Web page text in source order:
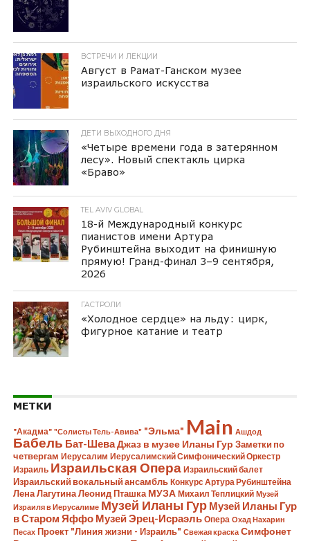
ВСТРЕЧИ И ЛЕКЦИИ
Август в Рамат-Ганском музее
израильского искусства
ДЕТИ ВЫХОДНОГО ДНЯ
«Четыре времени года в затерянном
лесу». Новый спектакль цирка
«Браво»
TEL AVIV GLOBAL
18-й Международный конкурс
пианистов имени Артура
Рубинштейна выходит на финишную
прямую! Гранд-финал 3–9 сентября,
2026
ГАСТРОЛИ
«Холодное сердце» на льду: цирк,
фигурное катание и театр
МЕТКИ
"Акадма" "Солисты Тель-Авива" "Эльма" Main Ашдод
Бабель Бат-ШеваДжаз в музее Иланы Гур Заметки по
четвергам Иерусалим Иерусалимский Симфонический Оркестр
Израиль Израильская Опера Израильский балет
Израильский вокальный ансамбль Конкурс Артура Рубинштейна
Лена Лагутина Леонид Пташка МУЗА Михаил Теплицкий Музей
Израиля в Иерусалиме Музей Иланы Гур Музей Иланы Гур
в Старом Яффо Музей Эрец-Исраэль Опера Охад Нахарин
Песах Проект "Линия жизни - Израиль" Свежая краска Симфонет